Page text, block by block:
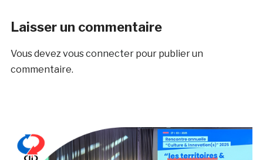
Laisser un commentaire
Vous devez vous connecterpour publier un
commentaire.